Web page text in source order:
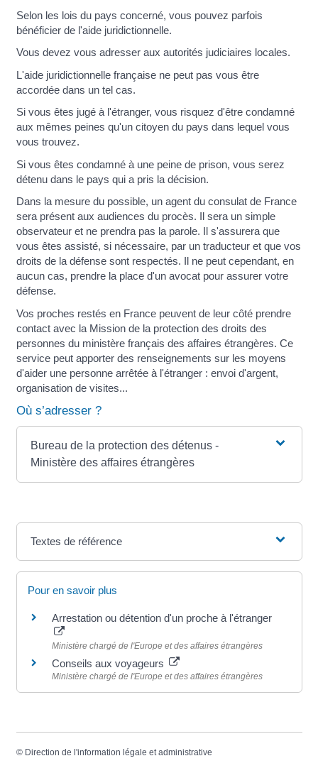
Selon les lois du pays concerné, vous pouvez parfois
bénéficier de l'aide juridictionnelle.
Vous devez vous adresser aux autorités judiciaires locales.
L'aide juridictionnelle française ne peut pas vous être
accordée dans un tel cas.
Si vous êtes jugé à l'étranger, vous risquez d'être condamné
aux mêmes peines qu'un citoyen du pays dans lequel vous
vous trouvez.
Si vous êtes condamné à une peine de prison, vous serez
détenu dans le pays qui a pris la décision.
Dans la mesure du possible, un agent du consulat de France
sera présent aux audiences du procès. Il sera un simple
observateur et ne prendra pas la parole. Il s'assurera que
vous êtes assisté, si nécessaire, par un traducteur et que vos
droits de la défense sont respectés. Il ne peut cependant, en
aucun cas, prendre la place d'un avocat pour assurer votre
défense.
Vos proches restés en France peuvent de leur côté prendre
contact avec la Mission de la protection des droits des
personnes du ministère français des affaires étrangères. Ce
service peut apporter des renseignements sur les moyens
d'aider une personne arrêtée à l'étranger : envoi d'argent,
organisation de visites...
Où s’adresser ?
Bureau de la protection des détenus -
Ministère des affaires étrangères
Textes de référence
Pour en savoir plus
Arrestation ou détention d'un proche à l'étranger
Ministère chargé de l'Europe et des affaires étrangères
Conseils aux voyageurs
Ministère chargé de l'Europe et des affaires étrangères
© Direction de l'information légale et administrative